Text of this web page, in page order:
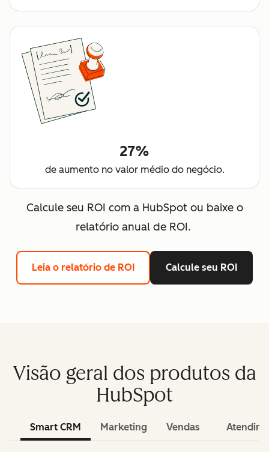
27%
de aumento no valor médio do negócio.
Calcule seu ROI com a HubSpot ou baixe o
relatório anual de ROI.
Leia o relatório de ROI Calcule seu ROI
Visão geral dos produtos da
HubSpot
Smart CRM Marketing Vendas